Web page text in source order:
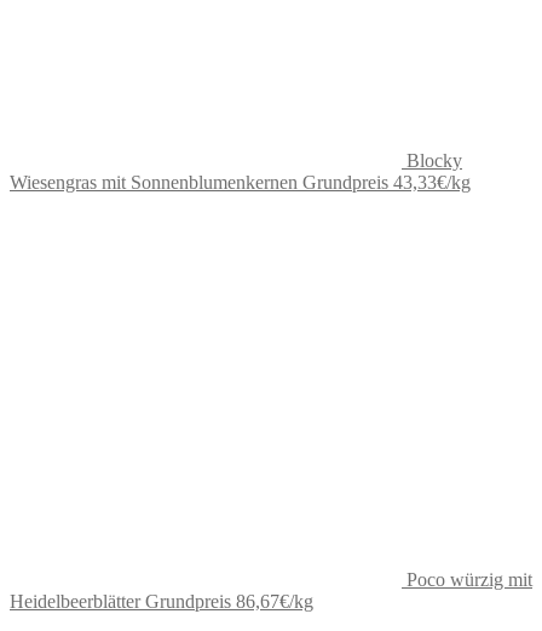
Blocky
Wiesengras mit Sonnenblumenkernen Grundpreis 43,33€/kg
Poco würzig mit
Heidelbeerblätter Grundpreis 86,67€/kg